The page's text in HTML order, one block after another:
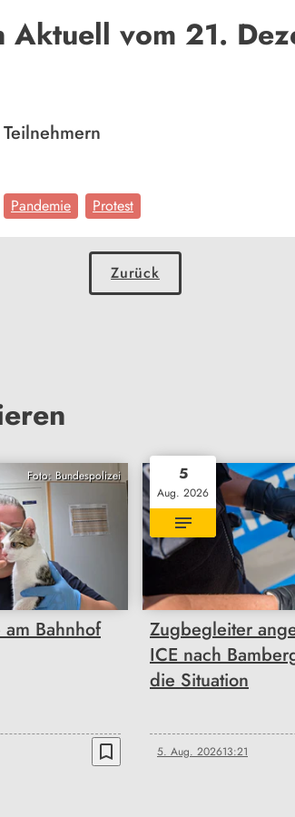
Aktuell vom 21.
Pandemie Protest
Zurück
Foto: Bundespolizei
Bahnhof
bookmark_border
5
Aug. 2026
Zugbegleiter
ICE nach
die Situation
5. Aug. 202613:21